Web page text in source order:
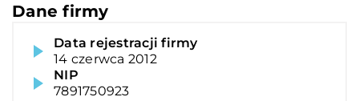
Dane firmy
Data rejestracji firmy
14 czerwca 2012
NIP
7891750923